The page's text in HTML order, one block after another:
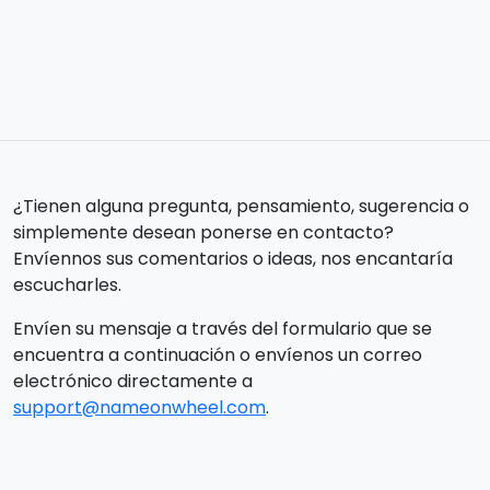
¿Tienen alguna pregunta, pensamiento, sugerencia o
simplemente desean ponerse en contacto?
Envíennos sus comentarios o ideas, nos encantaría
escucharles.
Envíen su mensaje a través del formulario que se
encuentra a continuación o envíenos un correo
electrónico directamente a
support@nameonwheel.com.